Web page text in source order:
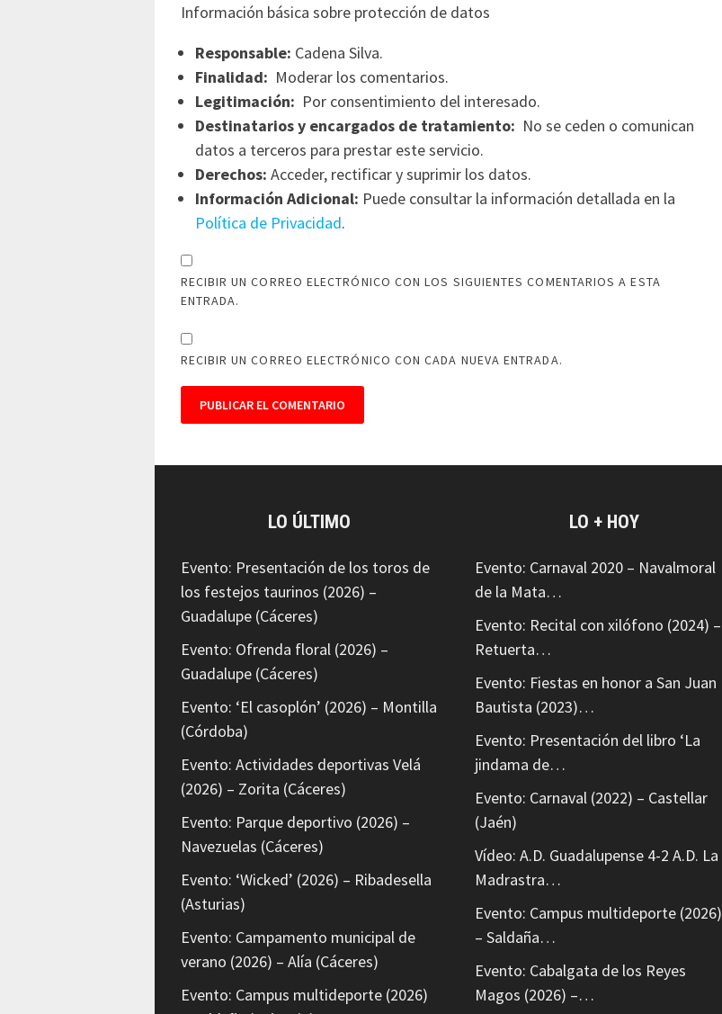
Información básica sobre protección de datos
Responsable: Cadena Silva.
Finalidad: Moderar los comentarios.
Legitimación: Por consentimiento del interesado.
Destinatarios y encargados de tratamiento: No se ceden o comunican
datos a terceros para prestar este servicio.
Derechos: Acceder, rectificar y suprimir los datos.
Información Adicional: Puede consultar la información detallada en la
Política de Privacidad.
RECIBIR UN CORREO ELECTRÓNICO CON LOS SIGUIENTES COMENTARIOS A ESTA
ENTRADA.
RECIBIR UN CORREO ELECTRÓNICO CON CADA NUEVA ENTRADA.
LO ÚLTIMO
Evento: Presentación de los toros de
los festejos taurinos (2026) –
Guadalupe (Cáceres)
Evento: Ofrenda floral (2026) –
Guadalupe (Cáceres)
Evento: ‘El casoplón’ (2026) – Montilla
(Córdoba)
Evento: Actividades deportivas Velá
(2026) – Zorita (Cáceres)
Evento: Parque deportivo (2026) –
Navezuelas (Cáceres)
Evento: ‘Wicked’ (2026) – Ribadesella
(Asturias)
Evento: Campamento municipal de
verano (2026) – Alía (Cáceres)
Evento: Campus multideporte (2026)
LO + HOY
Evento: Carnaval 2020 – Navalmoral
de la Mata…
Evento: Recital con xilófono (2024) –
Retuerta…
Evento: Fiestas en honor a San Juan
Bautista (2023)…
Evento: Presentación del libro ‘La
jindama de…
Evento: Carnaval (2022) – Castellar
(Jaén)
Vídeo: A.D. Guadalupense 4-2 A.D. La
Madrastra…
Evento: Campus multideporte (2026)
– Saldaña…
Evento: Cabalgata de los Reyes
Magos (2026) –…